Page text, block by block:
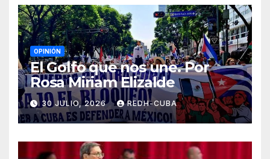
OPINIÓN
El Golfo que nos une. Por
Rosa Miriam Elizalde
30 JULIO, 2026 REDH-CUBA